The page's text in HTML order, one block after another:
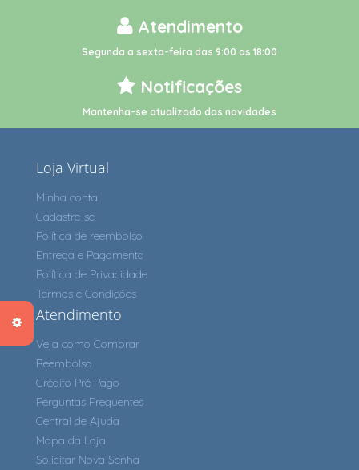
Atendimento
Segunda a sexta-feira das 9:00 as 18:00
Notificações
Mantenha-se atualizado das novidades
Loja Virtual
Minha conta
Cadastre-se
Política de reembolso
Entrega e Pagamento
Política de Privacidade
Termos e Condições
Atendimento
Veja como Comprar
Reembolso
Crédito Pré Pago
Perguntas Frequentes
Central de Ajuda
Mapa da Loja
Solicitar Nova Senha